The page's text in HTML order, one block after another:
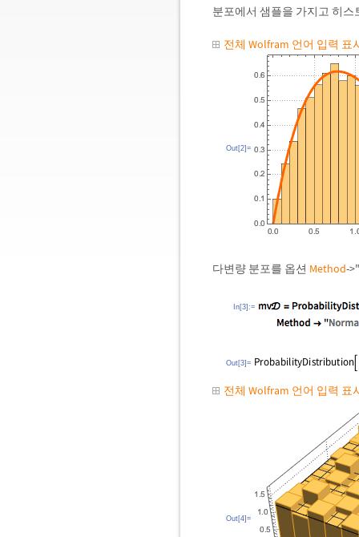
분포에서 샘플을 가지고 히
전체 Wolfram 언어 입력 표
Out[2]=
다변량 분포를 옵션 Method-
In[3]:=
Out[3]=
전체 Wolfram 언어 입력 표
Out[4]=